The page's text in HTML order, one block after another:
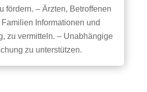
fördern. – Ärzten, Betroffenen
Informationen und
zu vermitteln. – Unabhängige
zu unterstützen.